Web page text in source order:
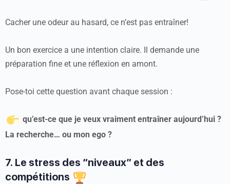
Cacher une odeur au hasard, ce n’est pas entraîner!
Un bon exercice a une intention claire. Il demande une
préparation fine et une réflexion en amont.
Pose-toi cette question avant chaque session :
qu’est-ce que je veux vraiment entraîner aujourd’hui ?
La recherche… ou mon ego ?
7. Le stress des “niveaux” et des
compétitions